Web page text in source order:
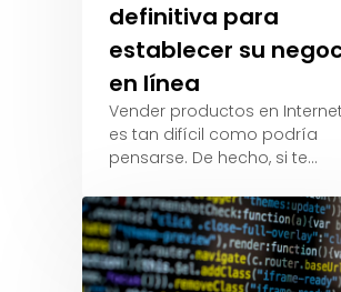
definitiva para
establecer su
en línea
Vender productos en
es tan difícil como podría
pensarse. De hecho, si te…